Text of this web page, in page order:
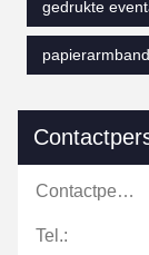
gedrukte
Contactpersonen:
Tel.: